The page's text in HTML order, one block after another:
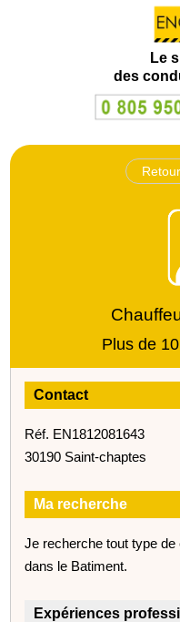
Le
des
Plus de
Contact
Réf. EN1812081643
30190 Saint-chaptes
Ma recherche
Je recherche tout type
dans le Batiment.
Expériences